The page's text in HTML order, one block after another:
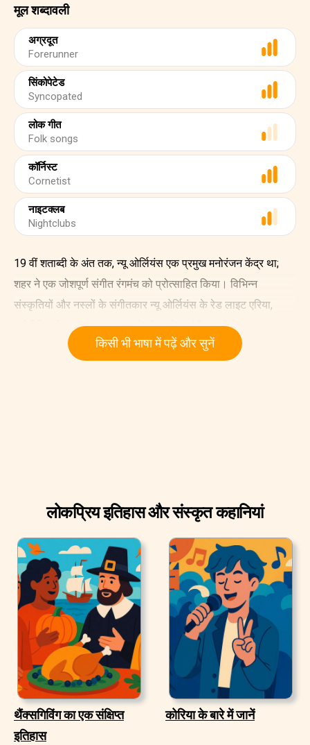
मूल शब्दावली
अग्रदूत
Forerunner
सिंकोपेटेड
Syncopated
लोक गीत
Folk songs
कॉर्निस्ट
Cornetist
नाइटक्लब
Nightclubs
19 वीं शताब्दी के अंत तक, न्यू ओर्लियंस एक प्रमुख मनोरंजन केंद्र था;
शहर ने एक जोशपूर्ण संगीत रंगमंच को प्रोत्साहित किया। विभिन्न
संस्कृतियों और नस्लों के संगीतकार न्यू ओर्लियंस के रेड लाइट एरिया,
स्टोरीविल में एकत्र हुए, जहां काले और सफेद संगीतकारों ने एक साथ
बजाया और संगीत शैलियों के साथ प्रयोग किया। कई शुरुआती जैज़
किसी भी भाषा में पढ़ें और सुनें
लोकप्रिय इतिहास और संस्कृत कहानियां
थैंक्सगिविंग का एक संक्षिप्त
इतिहास
कोरिया के बारे में जानें